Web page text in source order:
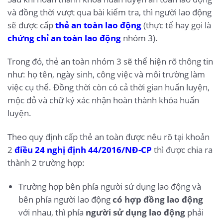
và đồng thời vượt qua bài kiểm tra, thì người lao động
sẽ được cấpthẻ an toàn lao động(thực tế hay gọi là
chứng chỉ an toàn lao động nhóm 3).
Trong đó, thẻ an toàn nhóm 3 sẽ thể hiện rõ thông tin
như: họ tên, ngày sinh, công việc và môi trường làm
việc cụ thể. Đồng thời còn có cả thời gian huấn luyện,
mộc đỏ và chữ ký xác nhận hoàn thành khóa huấn
luyện.
Theo quy định cấp thẻ an toàn được nêu rõ tại khoản
2 điều 24 nghị định 44/2016/NĐ-CP thì được chia ra
thành 2 trường hợp:
Trường hợp bên phía người sử dụng lao động và
bên phía người lao độngcó hợp đồng lao động
với nhau, thì phía người sử dụng lao độngphải